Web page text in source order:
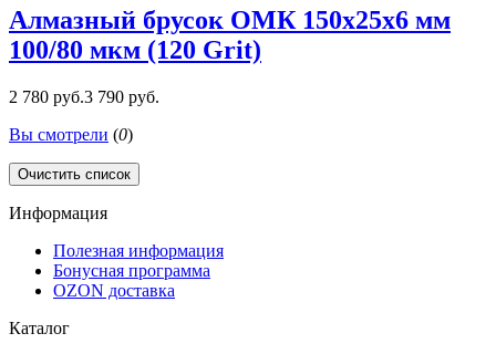
Алмазный брусок ОМК 150х25х6 мм
100/80 мкм (120 Grit)
2 780 руб.3 790 руб.
Вы смотрели (0)
Очистить список
Информация
Полезная информация
Бонусная программа
OZON доставка
Каталог